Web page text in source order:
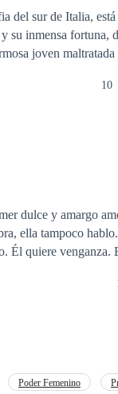
del sur de Italia,
inmensa fortuna,
joven maltratada
heredero podrá
10
amor. Emanuel
Poder Femenino